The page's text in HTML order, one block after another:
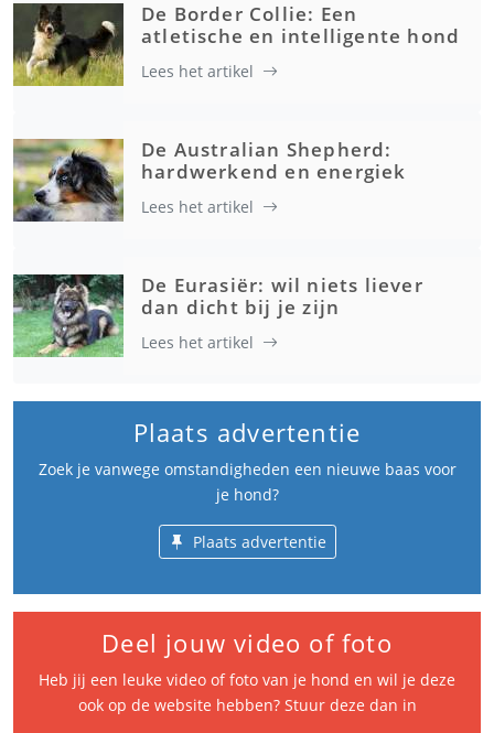
De Border Collie: Een
atletische en intelligente hond
Lees het artikel
De Australian Shepherd:
hardwerkend en energiek
Lees het artikel
De Eurasiër: wil niets liever
dan dicht bij je zijn
Lees het artikel
Plaats advertentie
Zoek je vanwege omstandigheden een nieuwe baas voor
je hond?
Plaats advertentie
Deel jouw video of foto
Heb jij een leuke video of foto van je hond en wil je deze
ook op de website hebben? Stuur deze dan in